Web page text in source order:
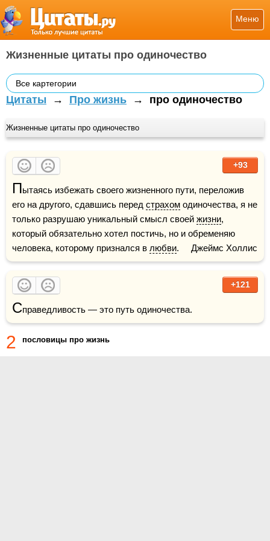
Меню
Жизненные цитаты про одиночество
Все картегории
Цитаты → Про жизнь → про одиночество
Жизненные цитаты про одиночество
+93
Пытаясь избежать своего жизненного пути, переложив
его на другого, сдавшись перед страхом одиночества, я не
только разрушаю уникальный смысл своей жизни,
который обязательно хотел постичь, но и обременяю
человека, которому признался в любви.     Джеймс Холлис
+121
Справедливость — это путь одиночества.
2 пословицы про жизнь